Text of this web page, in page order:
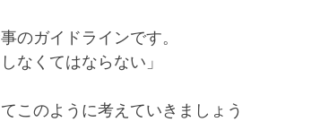
のガイドラインです。
しなくてはならない」
このように考えていきましょう